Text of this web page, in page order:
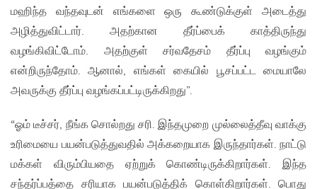
மஹிந்த வந்தவுடன் எங்களை ஒரு கூண்டுக்குள் அடைத்து
அழித்துவிட்டார். அதற்கான தீர்ப்பைக் காத்திருந்து
வழங்கிவிட்டோம். அதற்குள் சர்வதேசம் தீர்ப்பு வழங்கும்
என்றிருந்தோம். ஆனால், எங்கள் கையில் பூசப்பட்ட மையாலே
அவருக்கு தீர்ப்பு வழங்கப்பட்டிருக்கிறது”.
“ஓம் டீச்சர், நீங்க சொல்றது சரி. இந்தமுறை முல்லைத்தீவு வாக்கு
உரிமையை பயன்படுத்துவதில் அக்கறையாக இருந்தார்கள். நாட்டு
மக்கள் விரும்பியதை ஏற்றுக் கொண்டிருக்கிறார்கள். இந்த
சந்தர்ப்பத்தை சரியாக பயன்படுத்திக் கொள்கிறார்கள். பொது